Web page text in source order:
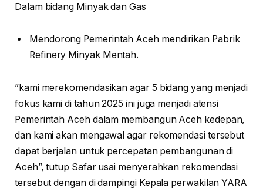
Dalam bidang Minyak dan Gas
Mendorong Pemerintah Aceh mendirikan Pabrik
Refinery Minyak Mentah.
”kami merekomendasikan agar 5 bidang yang menjadi
fokus kami di tahun 2025 ini juga menjadi atensi
Pemerintah Aceh dalam membangun Aceh kedepan,
dan kami akan mengawal agar rekomendasi tersebut
dapat berjalan untuk percepatan pembangunan di
Aceh”, tutup Safar usai menyerahkan rekomendasi
tersebut dengan di dampingi Kepala perwakilan YARA